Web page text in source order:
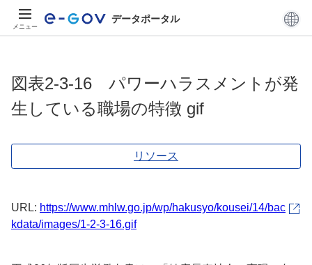
メニュー
データポータル
図表2-3-16 パワーハラスメントが発
生している職場の特徴 gif
リソース
URL: https://www.mhlw.go.jp/wp/hakusyo/kousei/14/bac
kdata/images/1-2-3-16.gif